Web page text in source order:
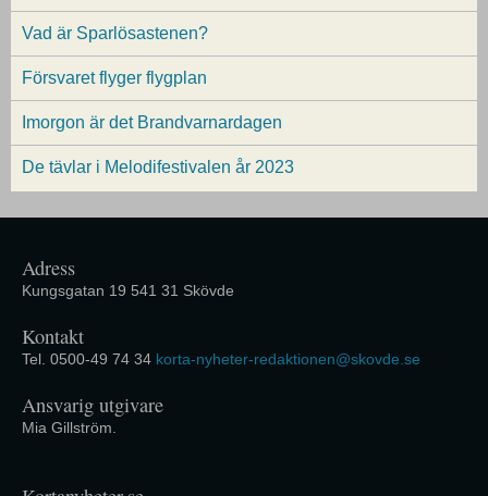
Vad är Sparlösastenen?
Försvaret flyger flygplan
Imorgon är det Brandvarnardagen
De tävlar i Melodifestivalen år 2023
Adress
Kungsgatan 19 541 31 Skövde
Kontakt
Tel. 0500-49 74 34 korta-nyheter-redaktionen@skovde.se
Ansvarig utgivare
Mia Gillström.